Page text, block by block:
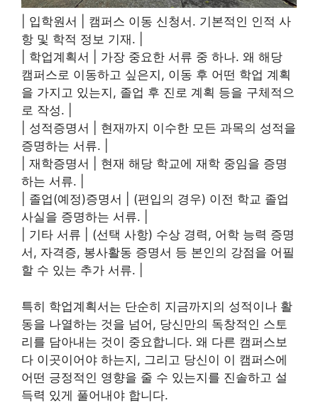
| 입학원서 | 캠퍼스 이동 신청서. 기본적인 인적 사
항 및 학적 정보 기재. |
| 학업계획서 | 가장 중요한 서류 중 하나. 왜 해당
캠퍼스로 이동하고 싶은지, 이동 후 어떤 학업 계획
을 가지고 있는지, 졸업 후 진로 계획 등을 구체적으
로 작성. |
| 성적증명서 | 현재까지 이수한 모든 과목의 성적을
증명하는 서류. |
| 재학증명서 | 현재 해당 학교에 재학 중임을 증명
하는 서류. |
| 졸업(예정)증명서 | (편입의 경우) 이전 학교 졸업
사실을 증명하는 서류. |
| 기타 서류 | (선택 사항) 수상 경력, 어학 능력 증명
서, 자격증, 봉사활동 증명서 등 본인의 강점을 어필
할 수 있는 추가 서류. |
특히 학업계획서는 단순히 지금까지의 성적이나 활
동을 나열하는 것을 넘어, 당신만의 독창적인 스토
리를 담아내는 것이 중요합니다. 왜 다른 캠퍼스보
다 이곳이어야 하는지, 그리고 당신이 이 캠퍼스에
어떤 긍정적인 영향을 줄 수 있는지를 진솔하고 설
득력 있게 풀어내야 합니다.